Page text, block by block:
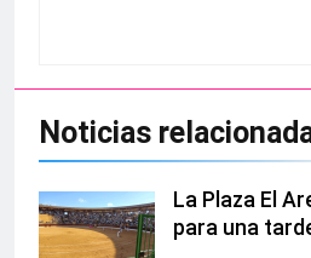
Noticias
La Plaza El
para una